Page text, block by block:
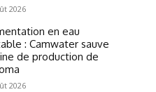
2026
en eau
: Camwater sauve
de production de
2026